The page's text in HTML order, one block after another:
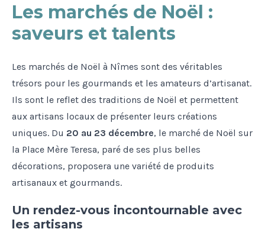
Les marchés de Noël :
saveurs et talents
Les marchés de Noël à Nîmes sont des véritables
trésors pour les gourmands et les amateurs d’artisanat.
Ils sont le reflet des traditions de Noël et permettent
aux artisans locaux de présenter leurs créations
uniques. Du 20 au 23 décembre, le marché de Noël sur
la Place Mère Teresa, paré de ses plus belles
décorations, proposera une variété de produits
artisanaux et gourmands.
Un rendez-vous incontournable avec
les artisans